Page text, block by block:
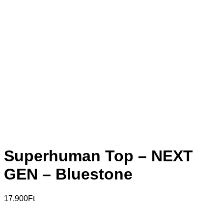
Superhuman Top – NEXT
GEN – Bluestone
17,900Ft